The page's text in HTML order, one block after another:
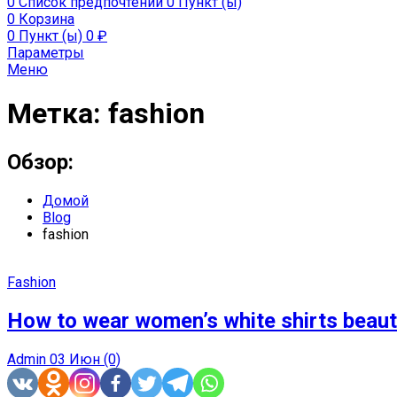
0 Корзина
0 Пункт (ы) 0 ₽
Параметры
Меню
Метка: fashion
Обзор:
Домой
Blog
fashion
Fashion
How to wear women’s white shirts
Admin 03 Июн (0)